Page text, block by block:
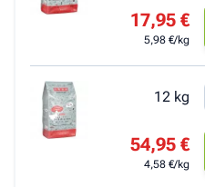
17,95 €
5,98 €/kg
12 kg
54,95 €
4,58 €/kg